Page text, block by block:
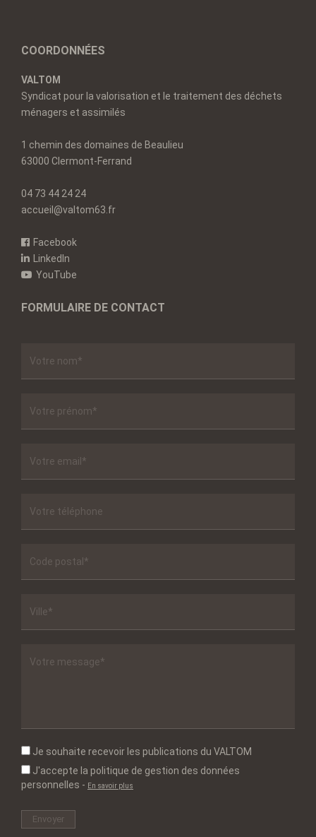
COORDONNÉES
VALTOM
Syndicat pour la valorisation et le traitement des déchets
ménagers et assimilés
1 chemin des domaines de Beaulieu
63000 Clermont-Ferrand
04 73 44 24 24
accueil@valtom63.fr
Facebook
LinkedIn
YouTube
FORMULAIRE DE CONTACT
Je souhaite recevoir les publications du VALTOM
J'accepte la politique de gestion des données
personnelles - En savoir plus